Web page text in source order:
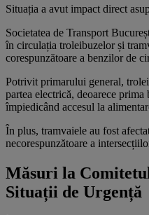
Situația a avut impact direct
Societatea de Transport
în circulația troleibuzelor și
corespunzătoare a benzilor de
Potrivit primarului general,
partea electrică, deoarece
împiedicând accesul la
În plus, tramvaiele au fost
necorespunzătoare a
Măsuri la
Situații de Urgență